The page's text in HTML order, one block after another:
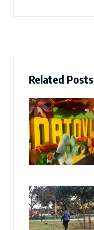
Related Posts